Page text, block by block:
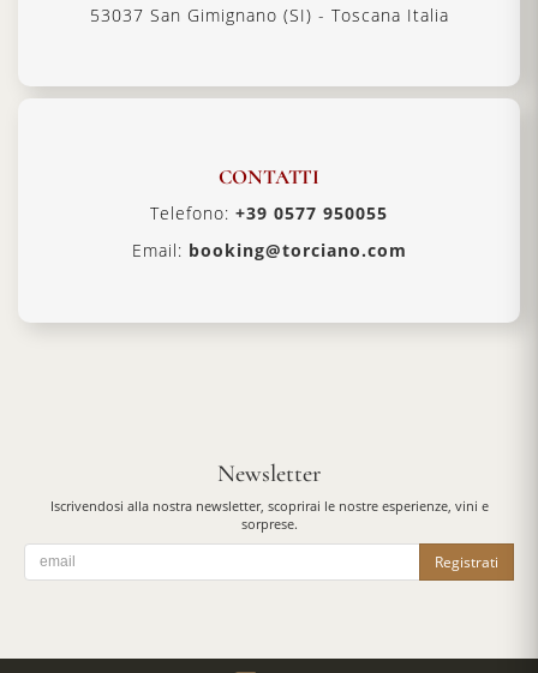
53037 San Gimignano (SI) - Toscana Italia
CONTATTI
Telefono: +39 0577 950055
Email: booking@torciano.com
Newsletter
Iscrivendosi alla nostra newsletter, scoprirai le nostre esperienze, vini e
sorprese.
Registrati